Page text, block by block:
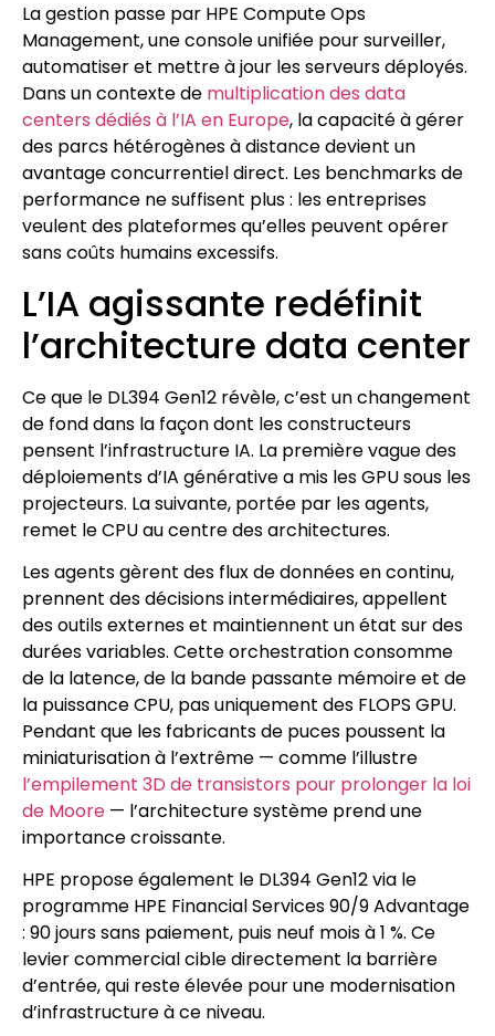
La gestion passe par HPE Compute Ops
Management, une console unifiée pour surveiller,
automatiser et mettre à jour les serveurs déployés.
Dans un contexte de multiplication des data
centers dédiés à l’IA en Europe, la capacité à gérer
des parcs hétérogènes à distance devient un
avantage concurrentiel direct. Les benchmarks de
performance ne suffisent plus : les entreprises
veulent des plateformes qu’elles peuvent opérer
sans coûts humains excessifs.
L’IA agissante redéfinit
l’architecture data center
Ce que le DL394 Gen12 révèle, c’est un changement
de fond dans la façon dont les constructeurs
pensent l’infrastructure IA. La première vague des
déploiements d’IA générative a mis les GPU sous les
projecteurs. La suivante, portée par les agents,
remet le CPU au centre des architectures.
Les agents gèrent des flux de données en continu,
prennent des décisions intermédiaires, appellent
des outils externes et maintiennent un état sur des
durées variables. Cette orchestration consomme
de la latence, de la bande passante mémoire et de
la puissance CPU, pas uniquement des FLOPS GPU.
Pendant que les fabricants de puces poussent la
miniaturisation à l’extrême — comme l’illustre
l’empilement 3D de transistors pour prolonger la loi
de Moore — l’architecture système prend une
importance croissante.
HPE propose également le DL394 Gen12 via le
programme HPE Financial Services 90/9 Advantage
: 90 jours sans paiement, puis neuf mois à 1 %. Ce
levier commercial cible directement la barrière
d’entrée, qui reste élevée pour une modernisation
d’infrastructure à ce niveau.